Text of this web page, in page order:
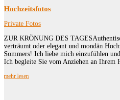
Hochzeitsfotos
Private Fotos
ZUR KRÖNUNG DES
verträumt oder elegant und mondän
Sommers! Ich liebe mich einzufühlen
Ich begleite Sie vom Anziehen an Ihrem
mehr lesen